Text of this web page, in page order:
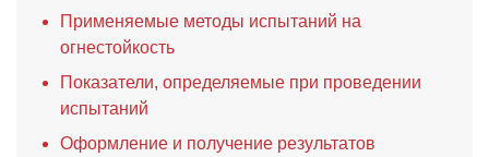
Применяемые методы испытаний на
огнестойкость
Показатели, определяемые при проведении
испытаний
Оформление и получение результатов